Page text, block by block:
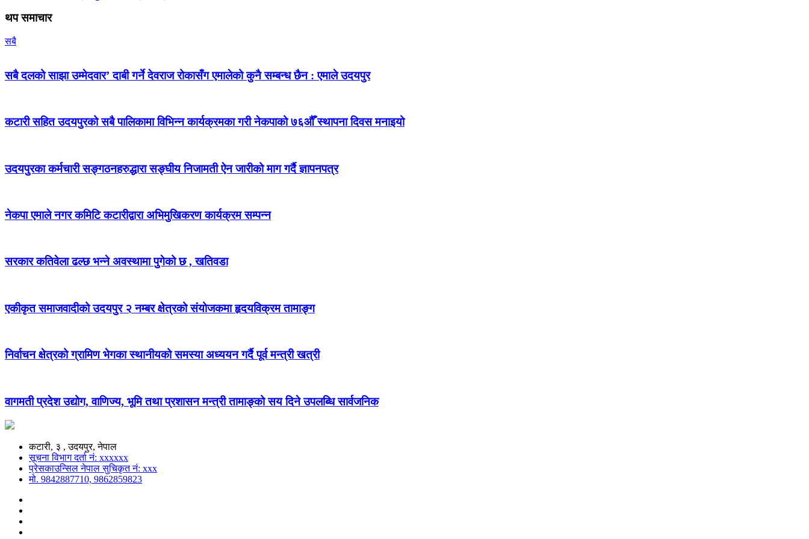
थप समाचार
सबै
सबै दलको साझा उम्मेदवार’ दाबी गर्ने देवराज रोकासँग एमालेको कुनै सम्बन्ध छैन : एमाले उदयपुर
कटारी सहित उदयपुरको सबै पालिकामा विभिन्न कार्यक्रमका गरी नेकपाको ७६औँ स्थापना दिवस मनाइयो
उदयपुरका कर्मचारी सङ्गठनहरुद्धारा सङ्घीय निजामती ऐन जारीको माग गर्दै ज्ञापनपत्र
नेकपा एमाले नगर कमिटि कटारीद्वारा अभिमुखिकरण कार्यक्रम सम्पन्न
सरकार कतिवेला ढल्छ भन्ने अवस्थामा पुगेको छ , खतिवडा
एकीकृत समाजवादीको उदयपुर २ नम्बर क्षेत्रको संयोजकमा हृदयविक्रम तामाङ्ग
निर्वाचन क्षेत्रको ग्रामिण भेगका स्थानीयको समस्या अध्ययन गर्दै पूर्व मन्त्री खत्री
वागमती प्रदेश उद्योग, वाणिज्य, भूमि तथा प्रशासन मन्त्री तामाङ्को सय दिने उपलब्धि सार्वजनिक
कटारी, ३ , उदयपुर, नेपाल
सूचना विभाग दर्ता नं: xxxxxx
प्रेसकाउन्सिल नेपाल सुचिकृत नं: xxx
मो. 9842887710, 9862859823